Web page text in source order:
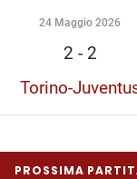
24 Maggio 2026
2 - 2
Torino-
PROSSIMA